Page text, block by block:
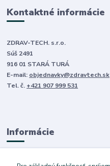
Kontaktné informácie
ZDRAV-TECH. s.r.o.
Súš 2491
916 01 STARÁ TURÁ
E-mail: objednavky@zdravtech.sk
Tel. č. +421 907 999 531
Informácie
O nás